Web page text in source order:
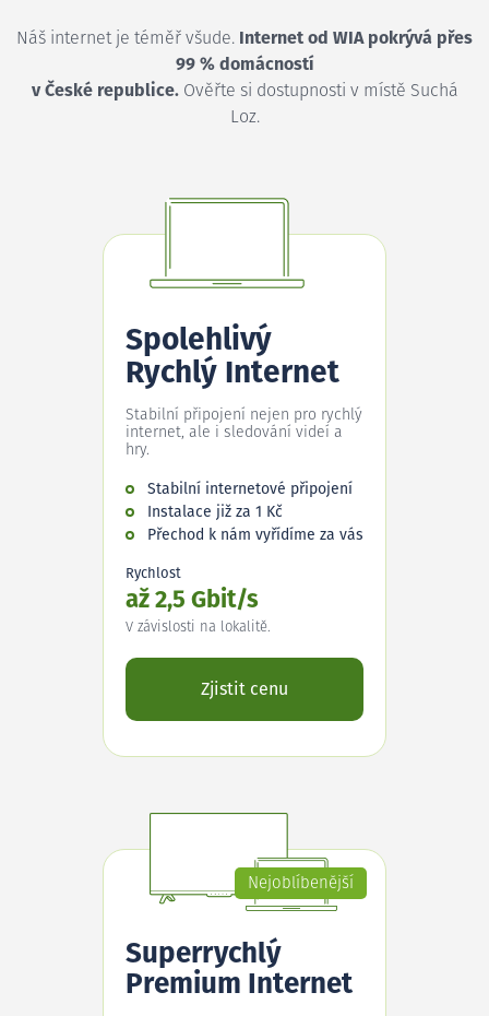
Náš internet je téměř všude. Internet od WIA pokrývá přes
99 % domácností
v České republice.Ověřte si dostupnosti v místě Suchá
Loz.
Spolehlivý
Rychlý Internet
Stabilní připojení nejen pro rychlý
internet, ale i sledování videí a
hry.
Stabilní internetové připojení
Instalace již za 1 Kč
Přechod k nám vyřídíme za vás
Rychlost
až 2,5 Gbit/s
V závislosti na lokalitě.
Zjistit cenu
Nejoblíbenější
Superrychlý
Premium Internet